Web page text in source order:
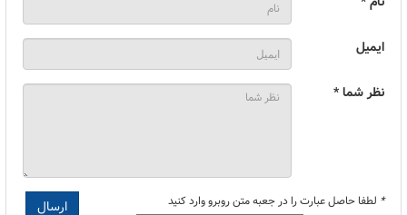
ایمیل
نظر شما *
* لطفا حاصل عبارت را در جعبه متن روبرو وارد کنید